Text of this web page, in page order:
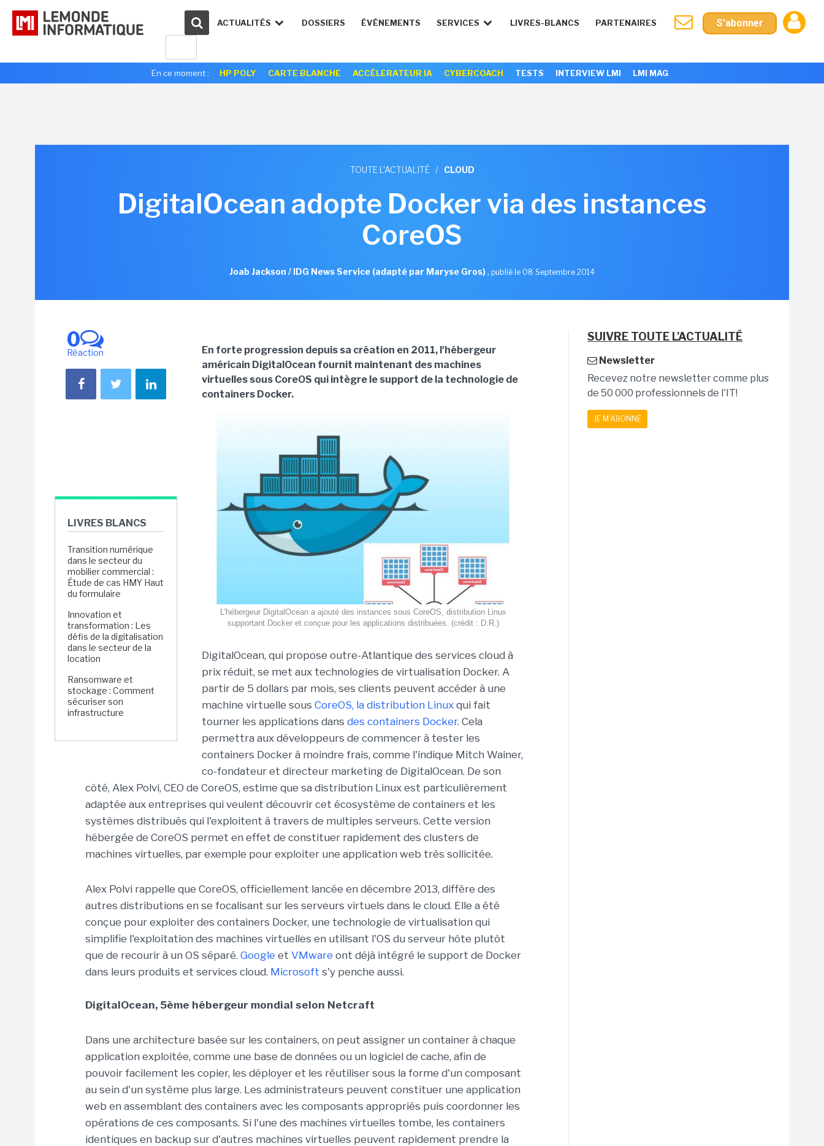
ACTUALITÉS DOSSIERS ÉVÉNEMENTS SERVICES LIVRES-BLANCS PARTENAIRES S'abonner
En ce moment : HP POLY CARTE BLANCHE ACCÉLERATEUR IA CYBERCOACH TESTS INTERVIEW LMI LMI MAG
TOUTE L'ACTUALITÉ / CLOUD
DigitalOcean adopte Docker via des instances
CoreOS
Joab Jackson / IDG News Service (adapté par Maryse Gros), publié le 08 Septembre 2014
0
Réaction
LIVRES BLANCS
Transition numérique
dans le secteur du
mobilier commercial :
Étude de cas HMY Haut
du formulaire
Innovation et
transformation : Les
défis de la digitalisation
dans le secteur de la
location
Ransomware et
stockage : Comment
sécuriser son
infrastructure
En forte progression depuis sa création en 2011, l'hébergeur
américain DigitalOcean fournit maintenant des machines
virtuelles sous CoreOS qui intègre le support de la technologie de
containers Docker.
L'hébergeur DigitalOcean a ajouté des instances sous CoreOS, distribution Linux
supportant Docker et conçue pour les applications distribuées. (crédit : D.R.)
DigitalOcean, qui propose outre-Atlantique des services cloud à
prix réduit, se met aux technologies de virtualisation Docker. A
partir de 5 dollars par mois, ses clients peuvent accéder à une
machine virtuelle sous CoreOS, la distribution Linux qui fait
tourner les applications dans des containers Docker. Cela
permettra aux développeurs de commencer à tester les
containers Docker à moindre frais, comme l'indique Mitch Wainer,
co-fondateur et directeur marketing de DigitalOcean. De son
côté, Alex Polvi, CEO de CoreOS, estime que sa distribution Linux est particulièrement
adaptée aux entreprises qui veulent découvrir cet écosystème de containers et les
systèmes distribués qui l'exploitent à travers de multiples serveurs. Cette version
hébergée de CoreOS permet en effet de constituer rapidement des clusters de
machines virtuelles, par exemple pour exploiter une application web très sollicitée.
Alex Polvi rappelle que CoreOS, officiellement lancée en décembre 2013, diffère des
autres distributions en se focalisant sur les serveurs virtuels dans le cloud. Elle a été
conçue pour exploiter des containers Docker, une technologie de virtualisation qui
simplifie l'exploitation des machines virtuelles en utilisant l'OS du serveur hôte plutôt
que de recourir à un OS séparé. Google et VMware ont déjà intégré le support de Docker
dans leurs produits et services cloud. Microsoft s'y penche aussi.
DigitalOcean, 5ème hébergeur mondial selon Netcraft
Dans une architecture basée sur les containers, on peut assigner un container à chaque
application exploitée, comme une base de données ou un logiciel de cache, afin de
pouvoir facilement les copier, les déployer et les réutiliser sous la forme d'un composant
au sein d'un système plus large. Les administrateurs peuvent constituer une application
web en assemblant des containers avec les composants appropriés puis coordonner les
opérations de ces composants. Si l'une des machines virtuelles tombe, les containers
identiques en backup sur d'autres machines virtuelles peuvent rapidement prendre la
SUIVRE TOUTE L'ACTUALITÉ
Newsletter
Recevez notre newsletter comme plus
de 50 000 professionnels de l'IT!
JE M'ABONNE